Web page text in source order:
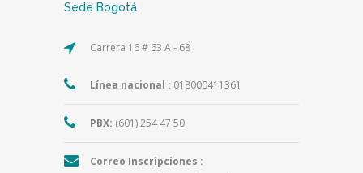
Sede Bogotá
Carrera 16 # 63 A - 68
Línea nacional : 018000411361
PBX: (601) 254 47 50
Correo Inscripciones :